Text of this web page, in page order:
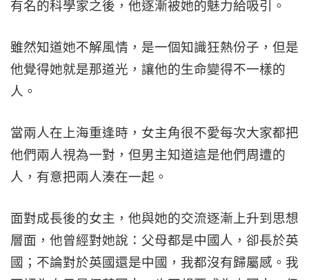
有名的科學家之後，他逐漸被她的魅力給吸引。
雖然知道她不解風情，是一個知識狂熱份子，但是
他覺得她就是那道光，讓他的生命變得不一樣的
人。
當兩人在上海重逢時，女主角很不愛每次大家都把
他們兩人視為一對，但男主知道這是他們周遭的
人，有意把兩人湊在一起。
面對成長後的女主，他與她的交流逐漸上升到思想
層面，他曾經對她說：父母都是中國人，卻長於英
國；不論對於英國還是中國，我都沒有歸屬感。我